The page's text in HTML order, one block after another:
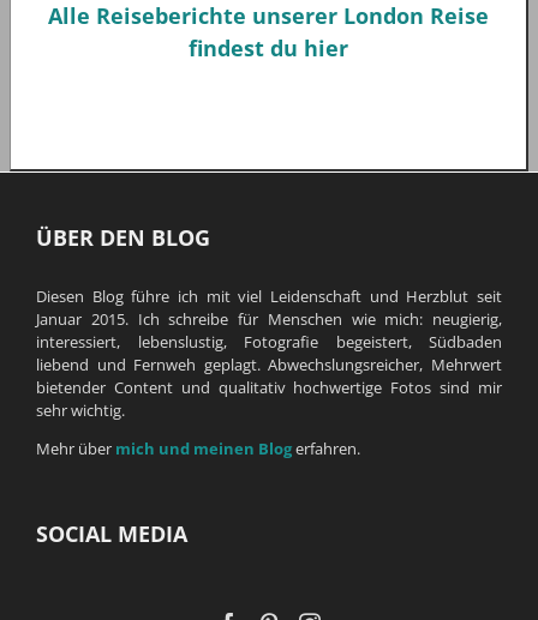
Alle Reiseberichte unserer London Reise
findest du hier
ÜBER DEN BLOG
Diesen Blog führe ich mit viel Leidenschaft und Herzblut seit
Januar 2015. Ich schreibe für Menschen wie mich: neugierig,
interessiert, lebenslustig, Fotografie begeistert, Südbaden
liebend und Fernweh geplagt. Abwechslungsreicher, Mehrwert
bietender Content und qualitativ hochwertige Fotos sind mir
sehr wichtig.
Mehr über mich und meinen Blogerfahren.
SOCIAL MEDIA